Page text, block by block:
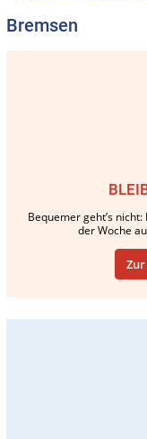
Bremsen
Bequemer geht’s
der Woche